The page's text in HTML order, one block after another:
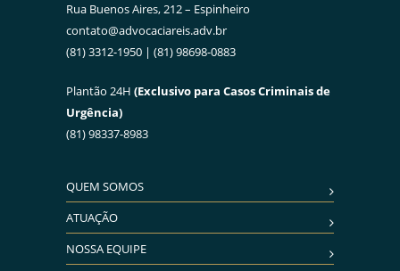
Rua Buenos Aires, 212 – Espinheiro
contato@advocaciareis.adv.br
(81) 3312-1950 | (81) 98698-0883
Plantão 24H (Exclusivo para Casos Criminais de
Urgência)
(81) 98337-8983
QUEM SOMOS
ATUAÇÃO
NOSSA EQUIPE